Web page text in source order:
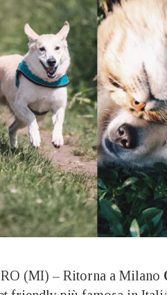
(MI) – Ritorna a Milano